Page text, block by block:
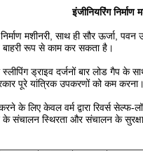
इंजीनियरिंग
मशीनरी, साथ ही सौर ऊर्जा,
बाहरी रूप से काम कर सकता है।
ड्राइव दर्जनों बार लोड
पूरे यांत्रिक उपकरणों को कम करना।
के लिए केवल वर्म द्वारा रिवर्स
संचालन स्थिरता और संचालन के